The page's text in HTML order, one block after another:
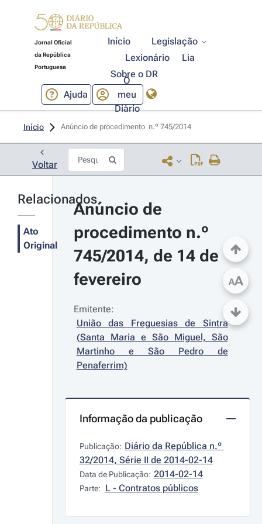
Jornal Oficial
da República
Portuguesa
Início
Legislação
Lexionário
Lia
Sobre o DR
Ajuda
O
meu
Diário
Início Anúncio de procedimento  n.º 745/2014
Voltar
Relacionados
Ato
Original
Anúncio de
procedimento n.º
745/2014, de 14 de
fevereiro
Emitente:
União das Freguesias de Sintra
(Santa Maria e São Miguel, São
Martinho e São Pedro de
Penaferrim)
Informação da publicação
Publicação: Diário da República n.º
32/2014, Série II de 2014-02-14
Data de Publicação: 2014-02-14
Parte: L - Contratos públicos
AA